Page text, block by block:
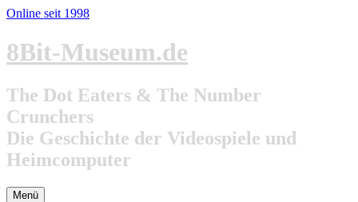
Online seit 1998
Zum
Inhalt
8Bit-Museum.de
The Dot Eaters & The Number
Crunchers
Die Geschichte der Videospiele und
Heimcomputer
Menü